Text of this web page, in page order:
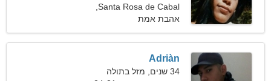
קולומביה
אהבת אמת
Adriàn
34 שנים, מזל בתולה